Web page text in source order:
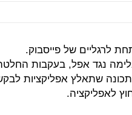
לרגליים של פייסבוק.
נגד אפל, בעקבות
שתאלץ אפליקציות
לאפליקציה.